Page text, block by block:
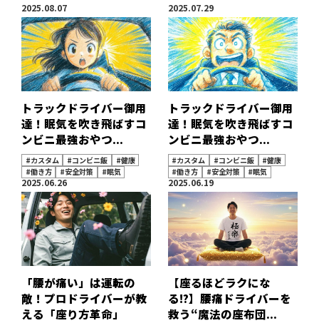
2025.08.07
トラックドライバー御用
達！眠気を吹き飛ばすコ
ンビニ最強おやつ...
#カスタム #コンビニ飯
#健康
#働き方
#安全対策 #眠気
2025.07.29
トラックドライバー御用
達！眠気を吹き飛ばすコ
ンビニ最強おやつ...
#カスタム #コンビニ飯
#健康
#働き方
#安全対策 #眠気
2025.06.26
「腰が痛い」は運転の
敵！プロドライバーが教
える「座り方革命」
2025.06.19
【座るほどラクにな
る!?】腰痛ドライバーを
救う“魔法の座布団...